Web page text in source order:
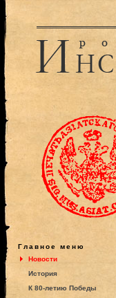
Главное меню
Новости
История
К 80-летию Победы